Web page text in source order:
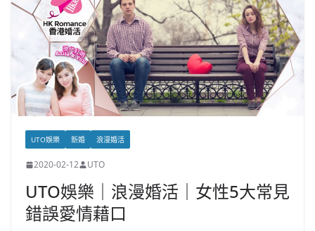
UTO娛樂 新婚 浪漫婚活
2020-02-12 UTO
UTO娛樂｜浪漫婚活｜女性5大常見
錯誤愛情藉口